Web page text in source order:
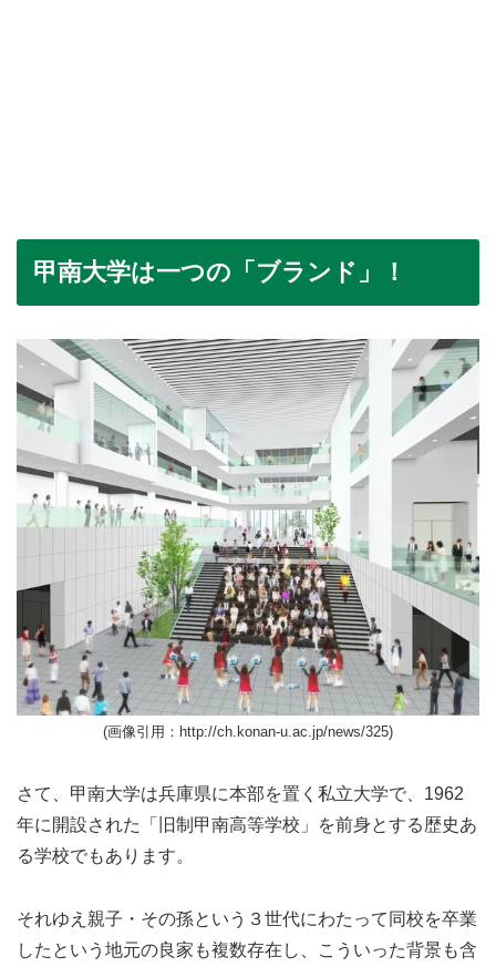
甲南大学は一つの「ブランド」！
(画像引用：http://ch.konan-u.ac.jp/news/325)
さて、甲南大学は兵庫県に本部を置く私立大学で、1962
年に開設された「旧制甲南高等学校」を前身とする歴史あ
る学校でもあります。
それゆえ親子・その孫という３世代にわたって同校を卒業
したという地元の良家も複数存在し、こういった背景も含